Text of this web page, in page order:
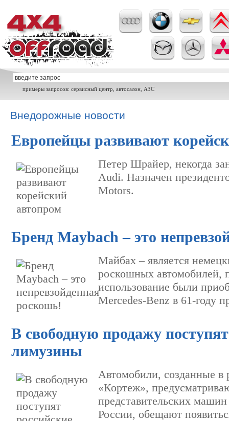
примеры запросов: сервисный центр, автосалон, АЗС
Внедорожные новости
Европейцы развивают
Петер Шрайер, некогда
Audi. Назначен
Motors.
Бренд Maybach – это
Майбах – является
роскошных автомобилей,
использование были
Mercedes-Benz в 61-году
В свободную продажу
лимузины
Автомобили, созданные в
«Кортеж»,
представительских
России, обещают